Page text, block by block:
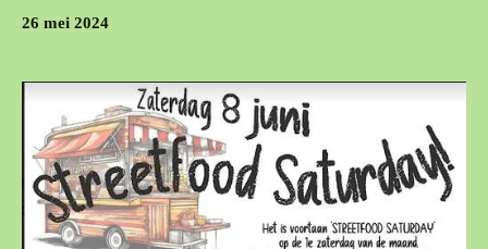
26 mei 2024